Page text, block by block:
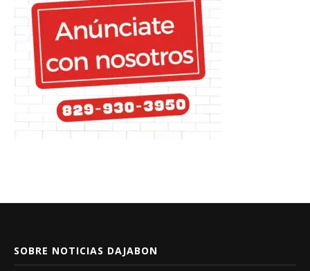
SOBRE NOTICIAS DAJABON